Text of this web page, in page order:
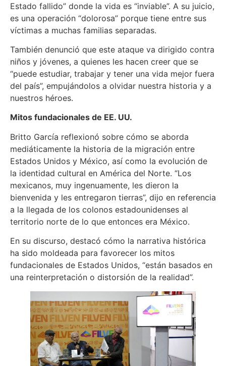
Estado fallido” donde la vida es “inviable”. A su juicio,
es una operación “dolorosa” porque tiene entre sus
víctimas a muchas familias separadas.
También denunció que este ataque va dirigido contra
niños y jóvenes, a quienes les hacen creer que se
“puede estudiar, trabajar y tener una vida mejor fuera
del país”, empujándolos a olvidar nuestra historia y a
nuestros héroes.
Mitos fundacionales de EE. UU.
Britto García reflexionó sobre cómo se aborda
mediáticamente la historia de la migración entre
Estados Unidos y México, así como la evolución de
la identidad cultural en América del Norte. “Los
mexicanos, muy ingenuamente, les dieron la
bienvenida y les entregaron tierras”, dijo en referencia
a la llegada de los colonos estadounidenses al
territorio norte de lo que entonces era México.
En su discurso, destacó cómo la narrativa histórica
ha sido moldeada para favorecer los mitos
fundacionales de Estados Unidos, “están basados en
una reinterpretación o distorsión de la realidad”.